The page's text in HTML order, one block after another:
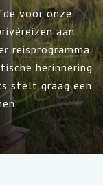
voor onze
aan.
reisprogramma
herinnering
stelt graag een